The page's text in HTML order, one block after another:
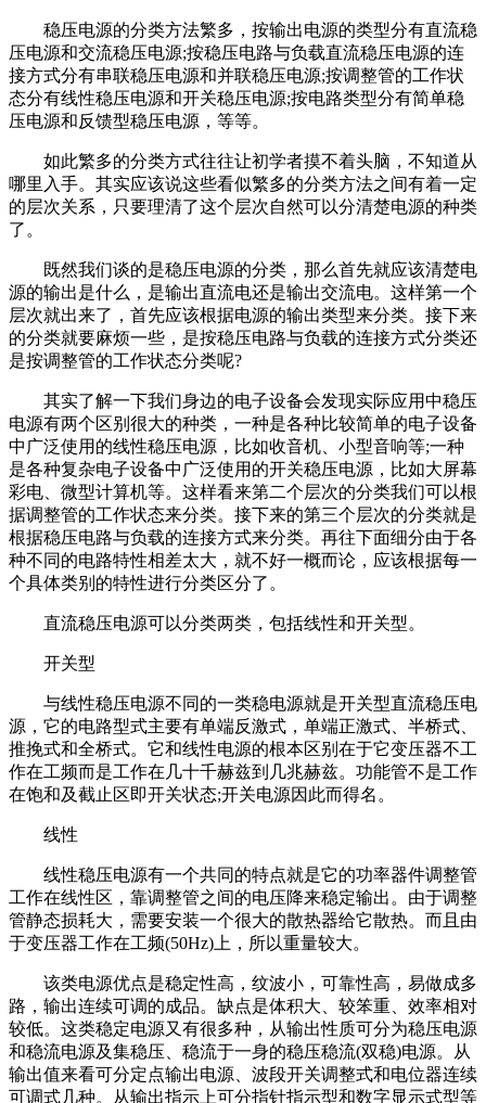
稳压电源的分类方法繁多，按输出电源的类型分有直流稳
压电源和交流稳压电源;按稳压电路与负载直流稳压电源的连
接方式分有串联稳压电源和并联稳压电源;按调整管的工作状
态分有线性稳压电源和开关稳压电源;按电路类型分有简单稳
压电源和反馈型稳压电源，等等。
如此繁多的分类方式往往让初学者摸不着头脑，不知道从
哪里入手。其实应该说这些看似繁多的分类方法之间有着一定
的层次关系，只要理清了这个层次自然可以分清楚电源的种类
了。
既然我们谈的是稳压电源的分类，那么首先就应该清楚电
源的输出是什么，是输出直流电还是输出交流电。这样第一个
层次就出来了，首先应该根据电源的输出类型来分类。接下来
的分类就要麻烦一些，是按稳压电路与负载的连接方式分类还
是按调整管的工作状态分类呢?
其实了解一下我们身边的电子设备会发现实际应用中稳压
电源有两个区别很大的种类，一种是各种比较简单的电子设备
中广泛使用的线性稳压电源，比如收音机、小型音响等;一种
是各种复杂电子设备中广泛使用的开关稳压电源，比如大屏幕
彩电、微型计算机等。这样看来第二个层次的分类我们可以根
据调整管的工作状态来分类。接下来的第三个层次的分类就是
根据稳压电路与负载的连接方式来分类。再往下面细分由于各
种不同的电路特性相差太大，就不好一概而论，应该根据每一
个具体类别的特性进行分类区分了。
直流稳压电源可以分类两类，包括线性和开关型。
开关型
与线性稳压电源不同的一类稳电源就是开关型直流稳压电
源，它的电路型式主要有单端反激式，单端正激式、半桥式、
推挽式和全桥式。它和线性电源的根本区别在于它变压器不工
作在工频而是工作在几十千赫兹到几兆赫兹。功能管不是工作
在饱和及截止区即开关状态;开关电源因此而得名。
线性
线性稳压电源有一个共同的特点就是它的功率器件调整管
工作在线性区，靠调整管之间的电压降来稳定输出。由于调整
管静态损耗大，需要安装一个很大的散热器给它散热。而且由
于变压器工作在工频(50Hz)上，所以重量较大。
该类电源优点是稳定性高，纹波小，可靠性高，易做成多
路，输出连续可调的成品。缺点是体积大、较笨重、效率相对
较低。这类稳定电源又有很多种，从输出性质可分为稳压电源
和稳流电源及集稳压、稳流于一身的稳压稳流(双稳)电源。从
输出值来看可分定点输出电源、波段开关调整式和电位器连续
可调式几种。从输出指示上可分指针指示型和数字显示式型等